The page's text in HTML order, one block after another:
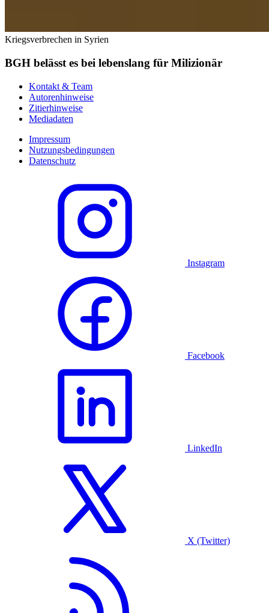
Kriegsverbrechen in Syrien
BGH belässt es bei lebenslang für Milizionär
Kontakt & Team
Autorenhinweise
Zitierhinweise
Mediadaten
Impressum
Nutzungsbedingungen
Datenschutz
Instagram
Facebook
LinkedIn
X (Twitter)